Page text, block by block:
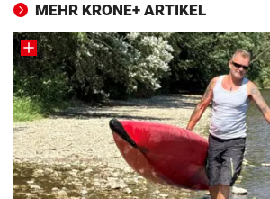
MEHR KRONE+ ARTIKEL